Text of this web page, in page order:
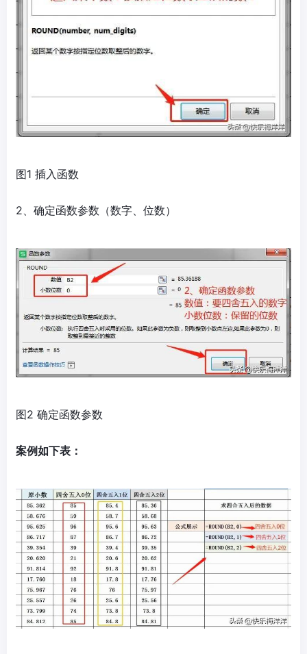
图1 插入函数
2、确定函数参数（数字、位数）
图2 确定函数参数
案例如下表：